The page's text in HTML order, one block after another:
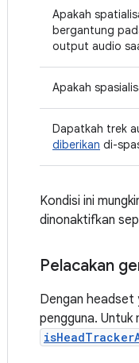
Apakah
bergantung
output audio
Apakah
Dapatkah trek
diberikan di-
Kondisi ini
dinonaktifkan
Pelacakan
Dengan headset
pengguna.